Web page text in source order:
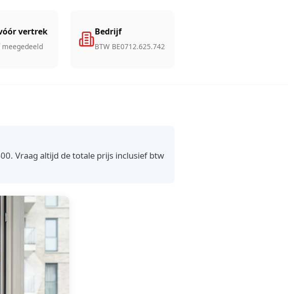
vertrek
meegedeeld
Bedrijf
BTW BE0712.625.742
Vraag altijd de totale prijs inclusief btw